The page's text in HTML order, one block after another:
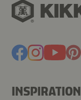
INSPIRATION